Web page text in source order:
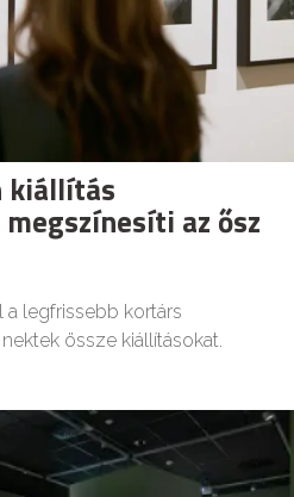
kiállítás
az ősz
legfrissebb kortárs
össze kiállításokat.